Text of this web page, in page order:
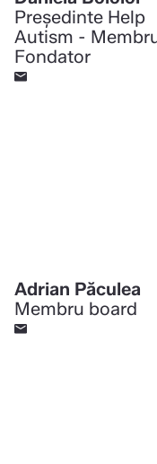
Preşedinte Help
Autism -
Fondator
Adrian Păculea
Membru board